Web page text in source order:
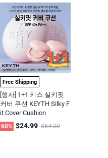
Free Shipping
[행사] 1+1 키스 실키핏
커버 쿠션 KEYTH Silky F
it Cover Cushion
60% $24.99 $64.00